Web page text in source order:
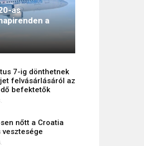
as
a
7-ig dönthetnek
felvásárlásáról az
befektetők
nőtt a Croatia